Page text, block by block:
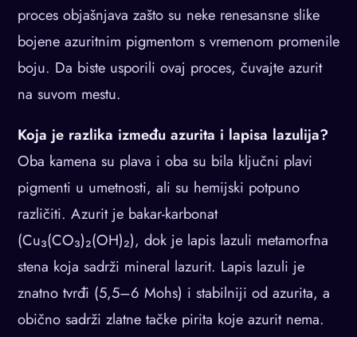
proces objašnjava zašto su neke renesansne slike
bojene azuritnim pigmentom s vremenom promenile
boju. Da biste usporili ovaj proces, čuvajte azurit
na suvom mestu.
Koja je razlika između azurita i lapisa lazulija?
Oba kamena su plava i oba su bila ključni plavi
pigmenti u umetnosti, ali su hemijski potpuno
različiti. Azurit je bakar-karbonat
(Cu₃(CO₃)₂(OH)₂), dok je lapis lazuli metamorfna
stena koja sadrži mineral lazurit. Lapis lazuli je
znatno tvrđi (5,5–6 Mohs) i stabilniji od azurita, a
obično sadrži zlatne tačke pirita koje azurit nema.